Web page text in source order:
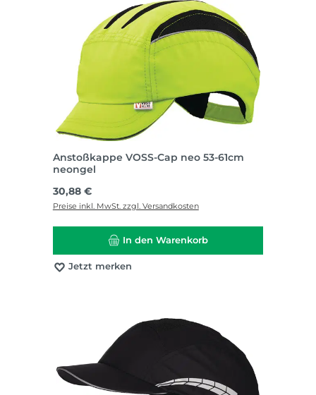
Anstoßkappe VOSS-Cap neo 53-61cm
neongel
Regulärer Preis:
30,88 €
Preise inkl. MwSt. zzgl. Versandkosten
In den Warenkorb
Jetzt merken